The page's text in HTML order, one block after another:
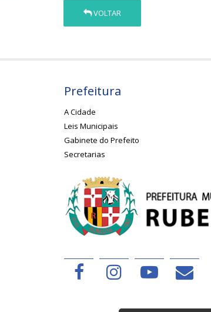
VOLTAR
Prefeitura
A Cidade
Leis Municipais
Gabinete do Prefeito
Secretarias